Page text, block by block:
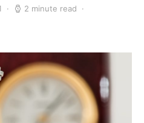
2 minute read